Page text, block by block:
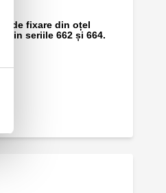
de fixare din oțel
din seriile 662 și 664.